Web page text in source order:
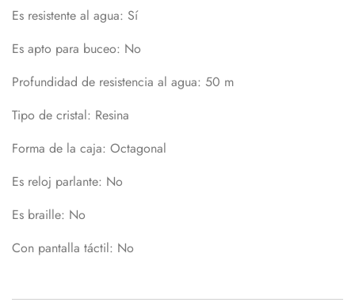
Es resistente al agua: Sí
Es apto para buceo: No
Profundidad de resistencia al agua: 50 m
Tipo de cristal: Resina
Forma de la caja: Octagonal
Es reloj parlante: No
Es braille: No
Con pantalla táctil: No